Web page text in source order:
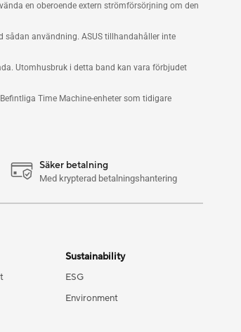
en oberoende extern strömförsörjning om den
sådan användning. ASUS tillhandahåller inte
Utomhusbruk i detta band kan vara förbjudet
Time Machine-enheter som tidigare
Säker betalning
Med krypterad betalningshantering
Sustainability
ESG
Environment